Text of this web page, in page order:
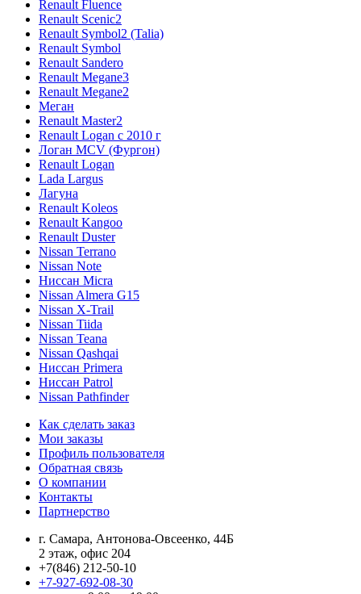
Renault Fluence
Renault Scenic2
Renault Symbol2 (Talia)
Renault Symbol
Renault Sandero
Renault Megane3
Renault Megane2
Меган
Renault Master2
Renault Logan c 2010 г
Логан МСV (Фургон)
Renault Logan
Lada Largus
Лагуна
Renault Koleos
Renault Kangoo
Renault Duster
Nissan Terrano
Nissan Note
Ниссан Micra
Nissan Almera G15
Nissan X-Trail
Nissan Tiida
Nissan Teana
Nissan Qashqai
Ниссан Primera
Ниссан Patrol
Nissan Pathfinder
Как сделать заказ
Мои заказы
Профиль пользователя
Обратная связь
О компании
Контакты
Партнерство
г. Самара, Антонова-Овсеенко, 44Б
2 этаж, офис 204
+7(846) 212-50-10
+7-927-692-08-30